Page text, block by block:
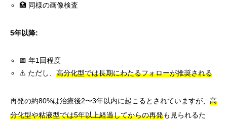
🏥 同様の画像検査
5年以降:
📅 年1回程度
⚠️ ただし、高分化型では長期にわたるフォローが推奨される
再発の約80%は治療後2〜3年以内に起こるとされていますが、 高
分化型や粘液型では5年以上経過してからの再発も見られるた